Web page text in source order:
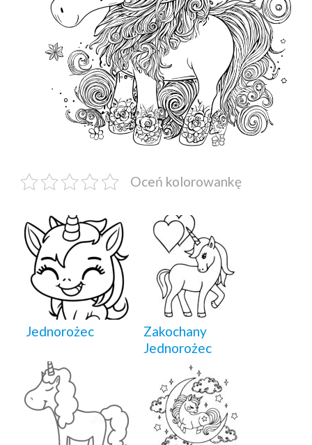
Oceń kolorowankę
Jednorożec
Zakochany
Jednorożec